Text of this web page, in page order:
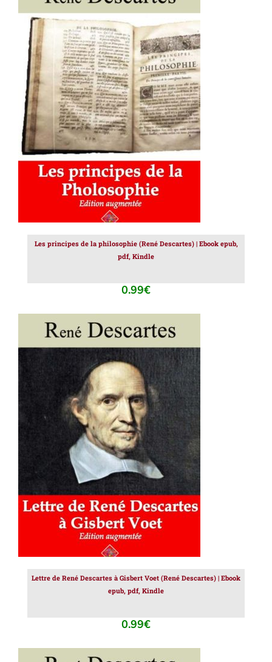
AJOUTER AU PANIER DÉTAILS
Les principes de la philosophie (René Descartes) | Ebook epub,
pdf, Kindle
0.99€
AJOUTER AU PANIER / DÉTAILS
Lettre de René Descartes à Gisbert Voet (René Descartes) | Ebook
epub, pdf, Kindle
0.99€